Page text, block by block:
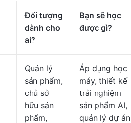
Đối tượng
dành cho
ai?
Bạn sẽ học
được gì?
Quản lý
sản phẩm,
chủ sở
hữu sản
phẩm,
Áp dụng học
máy, thiết kế
trải nghiệm
sản phẩm AI,
quản lý dự án